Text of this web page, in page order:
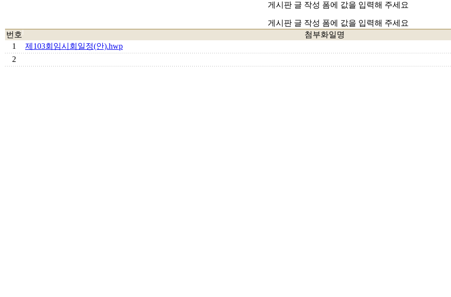
게시판 글 작성 폼에 값을 입력해 주세요
게시판 글 작성 폼에 값을 입력해 주세요
번호
첨부화일명
1
제103회임시회일정(안).hwp
2